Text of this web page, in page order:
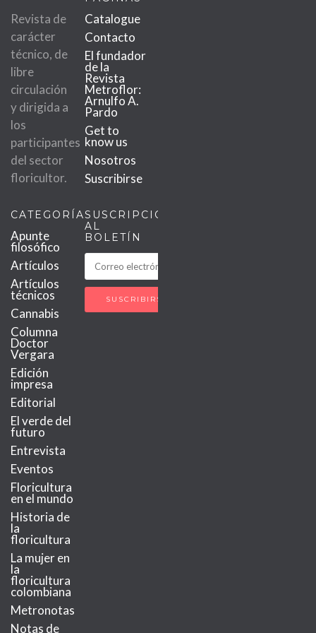
Revista de
carácter
técnico, de
libre
circulación
y dirigida a
los
participantes
del sector
floricultor.
Catalogue
Contacto
El fundador
de la
Revista
Metroflor:
Arnulfo A.
Pardo
Get to
know us
Nosotros
Suscribirse
CATEGORÍAS
Apunte
filosófico
Artículos
Artículos
técnicos
Cannabis
Columna
Doctor
Vergara
Edición
impresa
Editorial
El verde del
futuro
Entrevista
Eventos
Floricultura
en el mundo
Historia de
la
floricultura
La mujer en
la
floricultura
colombiana
Metronotas
Notas de
SUSCRIPCIÓN
AL
BOLETÍN